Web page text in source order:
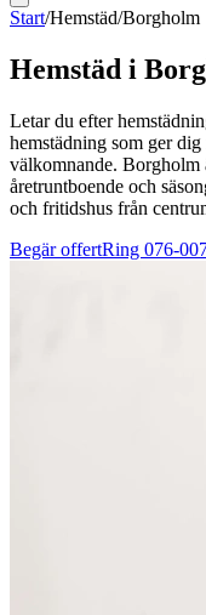
Start/Hemstäd/Borgholm
Hemstäd i
Letar du efter
hemstädning som ger
välkomnande. Borgholm
åretruntboende och
och fritidshus från
Begär offertRing 076-